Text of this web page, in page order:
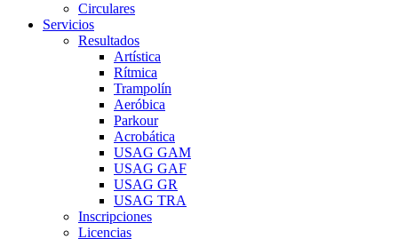
Circulares
Servicios
Resultados
Artística
Rítmica
Trampolín
Aeróbica
Parkour
Acrobática
USAG GAM
USAG GAF
USAG GR
USAG TRA
Inscripciones
Licencias